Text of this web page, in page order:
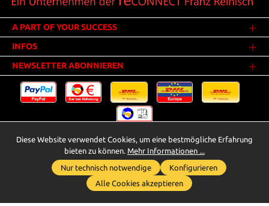
A PART OF YOUR SUCCESS
INFOS
NEWSLETTER ABONNIEREN
* Alle Preise inkl. gesetzl. Mehrwertsteuer zzgl.Versandkosten
Innerhalb Deutschlands - Versandkostenfrei ab 25,00 Euro Warenwert.
** Der Verkauf unterliegt der Differenzbesteuerung gem. § 25a UStG
(Gebrauchtgegenstände/Sonderregelung). Ein gesonderter Ausweis der
Umsatzsteuer bei gebrauchten oder wiederaufbereiteten Gegenständen
Whatsapp für Anfragen
Diese Website verwendet Cookies, um eine bestmögliche Erfahrung
bieten zu können. Mehr Informationen ...
Nur technisch notwendige
Konfigurieren
Alle Cookies akzeptieren